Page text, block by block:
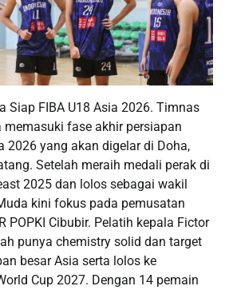
Siap FIBA U18 Asia 2026. Timnas
memasuki fase akhir persiapan
2026 yang akan digelar di Doha,
Setelah meraih medali perak di
2025 dan lolos sebagai wakil
kini fokus pada pemusatan
POPKI Cibubir. Pelatih kepala Fictor
punya chemistry solid dan target
besar Asia serta lolos ke
Cup 2027. Dengan 14 pemain